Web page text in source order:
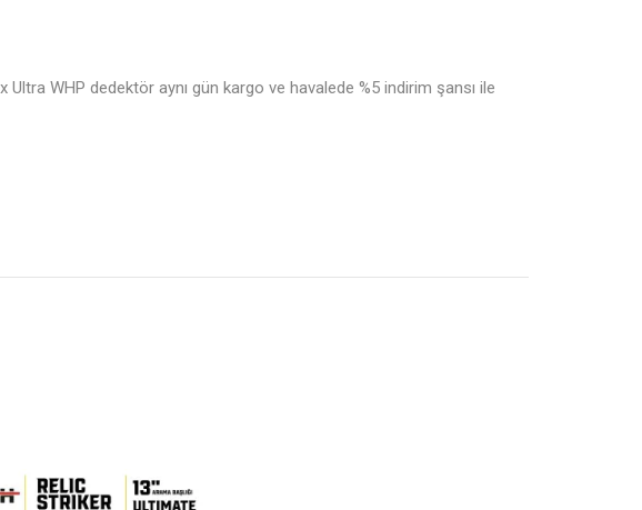
WHP dedektör aynı gün kargo ve havalede %5 indirim şansı ile